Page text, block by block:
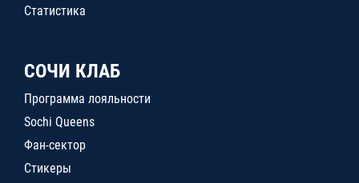
Статистика
СОЧИ КЛАБ
Программа лояльности
Sochi Queens
Фан-сектор
Стикеры